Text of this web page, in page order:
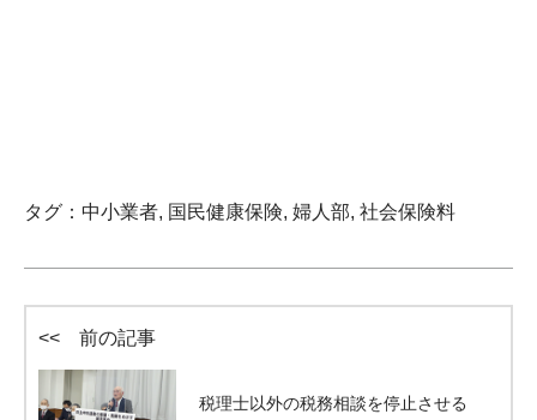
タグ： 中小業者, 国民健康保険, 婦人部, 社会保険料
<< 前の記事
税理士以外の税務相談を停止させる